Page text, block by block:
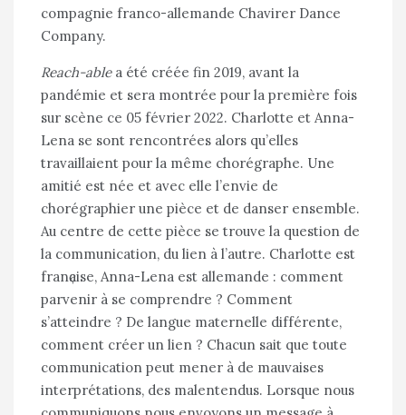
compagnie franco-allemande Chavirer Dance
Company.
Reach-ablea été créée fin 2019, avant la
pandémie et sera montrée pour la première fois
sur scène ce 05 février 2022. Charlotte et Anna-
Lena se sont rencontrées alors qu’elles
travaillaient pour la même chorégraphe. Une
amitié est née et avec elle l’envie de
chorégraphier une pièce et de danser ensemble.
Au centre de cette pièce se trouve la question de
la communication, du lien à l’autre. Charlotte est
franҫaise, Anna-Lena est allemande : comment
parvenir à se comprendre ? Comment
s’atteindre ? De langue maternelle différente,
comment créer un lien ? Chacun sait que toute
communication peut mener à de mauvaises
interprétations, des malentendus. Lorsque nous